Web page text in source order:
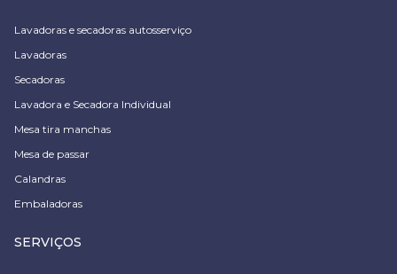
Lavadoras e secadoras autosserviço
Lavadoras
Secadoras
Lavadora e Secadora Individual
Mesa tira manchas
Mesa de passar
Calandras
Embaladoras
SERVIÇOS